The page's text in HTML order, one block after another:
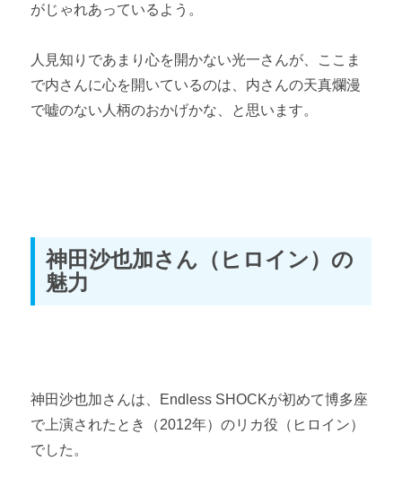
がじゃれあっているよう。
人見知りであまり心を開かない光一さんが、ここま
で内さんに心を開いているのは、内さんの天真爛漫
で嘘のない人柄のおかげかな、と思います。
神田沙也加さん（ヒロイン）の
魅力
神田沙也加さんは、Endless SHOCKが初めて博多座
で上演されたとき（2012年）のリカ役（ヒロイン）
でした。